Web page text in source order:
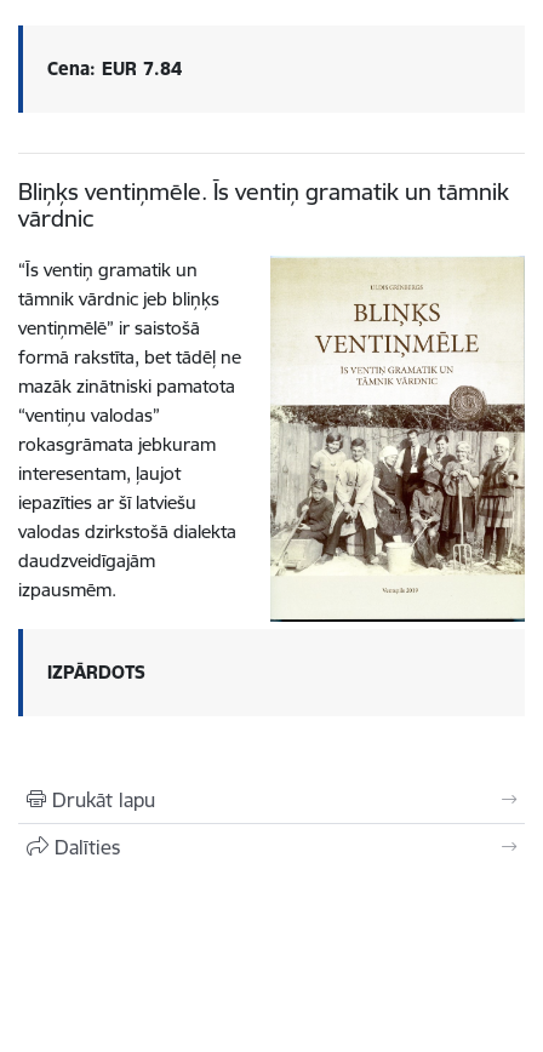
Cena: EUR 7.84
Bliņķs ventiņmēle. Īs ventiņ gramatik un tāmnik
vārdnic
“Īs ventiņ gramatik un
tāmnik vārdnic jeb bliņķs
ventiņmēlē” ir saistošā
formā rakstīta, bet tādēļ ne
mazāk zinātniski pamatota
“ventiņu valodas”
rokasgrāmata jebkuram
interesentam, ļaujot
iepazīties ar šī latviešu
valodas dzirkstošā dialekta
daudzveidīgajām
izpausmēm.
IZPĀRDOTS
Drukāt lapu
Dalīties